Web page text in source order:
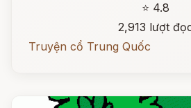
⭐ 4.8
2,913 lượt
Truyện cổ Trung Quốc